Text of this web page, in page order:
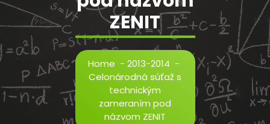
ZENIT
Home - 2013-2014 -
Celonárodná súťaž s
technickým
zameraním pod
názvom ZENIT